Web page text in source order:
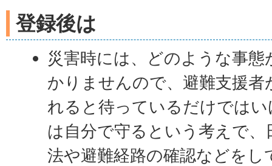
登録後は
災害時には、どのような事
かりませんので、避難支援
れると待っているだけでは
は自分で守るという考えで
法や避難経路の確認などを